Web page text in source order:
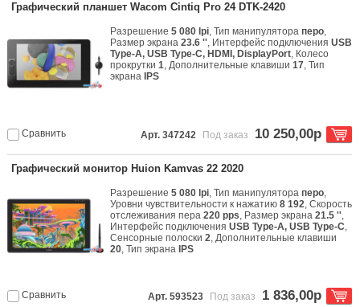
Графический планшет Wacom Cintiq Pro 24 DTK-2420
Разрешение5 080 lpi, Тип манипулятораперо,
Размер экрана23.6 '', Интерфейс подключенияUSB
Type-A, USB Type-C, HDMI, DisplayPort, Колесо
прокрутки1, Дополнительные клавиши17, Тип
экрана IPS
Сравнить Арт. 347242 Под заказ 10 250,00р
Графический монитор Huion Kamvas 22 2020
Разрешение5 080 lpi, Тип манипулятораперо,
Уровни чувствительности к нажатию8 192, Скорость
отслеживания пера220 pps, Размер экрана21.5 '',
Интерфейс подключенияUSB Type-A, USB Type-C,
Сенсорные полоски2, Дополнительные клавиши
20, Тип экрана IPS
Сравнить Арт. 593523 Под заказ 1 836,00р